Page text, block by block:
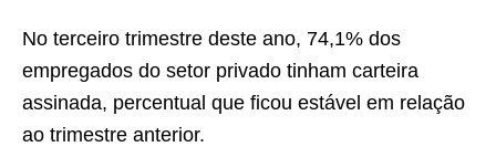
No terceiro trimestre deste ano, 74,1% dos
empregados do setor privado tinham carteira
assinada, percentual que ficou estável em relação
ao trimestre anterior.